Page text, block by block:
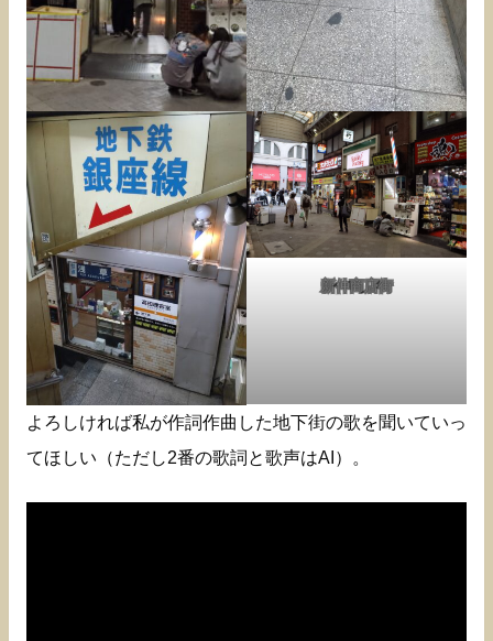
新仲商店街
よろしければ私が作詞作曲した地下街の歌を聞いていっ
てほしい（ただし2番の歌詞と歌声はAI）。